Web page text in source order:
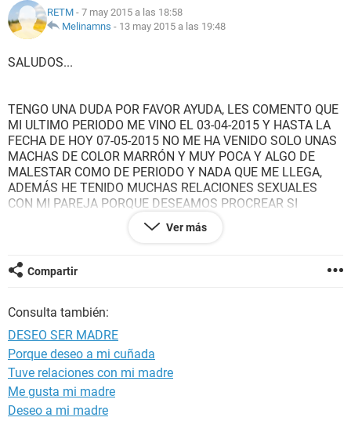
NUTRICIÓN
BIENESTAR
SEXUALIDAD
GLOSARIO
RETM - 7 may 2015 a las 18:58
Melinamns - 13 may 2015 a las 19:48
SALUDOS...
TENGO UNA DUDA POR FAVOR AYUDA, LES COMENTO QUE
MI ULTIMO PERIODO ME VINO EL 03-04-2015 Y HASTA LA
FECHA DE HOY 07-05-2015 NO ME HA VENIDO SOLO UNAS
MACHAS DE COLOR MARRÓN Y MUY POCA Y ALGO DE
MALESTAR COMO DE PERIODO Y NADA QUE ME LLEGA,
ADEMÁS HE TENIDO MUCHAS RELACIONES SEXUALES
CON MI PAREJA PORQUE DESEAMOS PROCREAR SI
ALGUIEN ME AYUDA ESTARÍA AGRADECIDA NO ME HE
PRUEBA DE EMBARAZO
Ver más
Compartir
Consulta también:
DESEO SER MADRE
Porque deseo a mi cuñada
Tuve relaciones con mi madre
Me gusta mi madre
Deseo a mi madre